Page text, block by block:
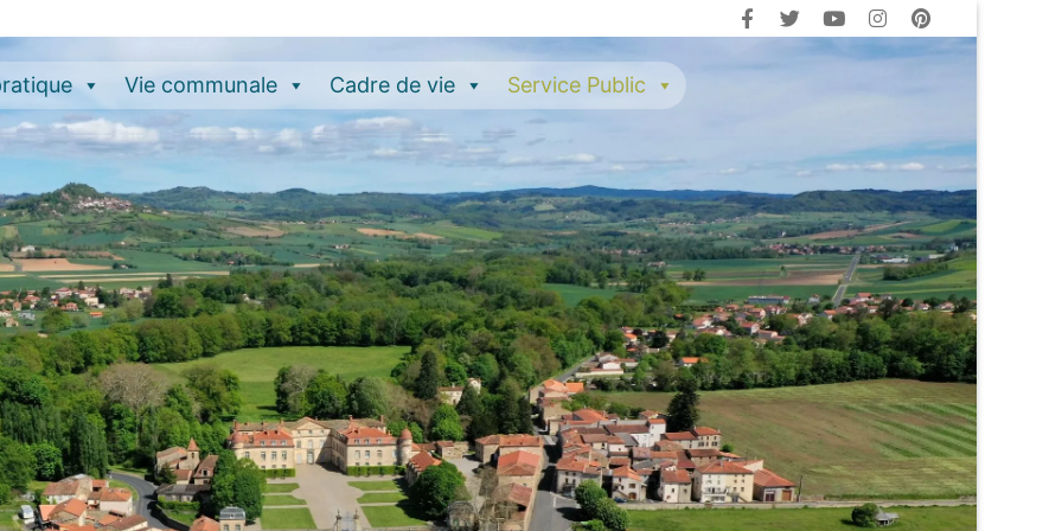
Vie communale Cadre de vie Service Public